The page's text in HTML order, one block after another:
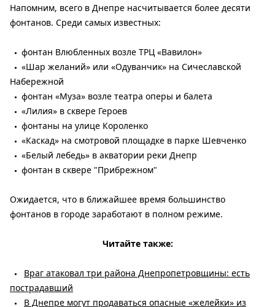
Напомним, всего в Днепре насчитывается более десяти
фонтанов. Среди самых известных:
фонтан Влюбленных возле ТРЦ «Вавилон»
«Шар желаний» или «Одуванчик» на Сичеславской
Набережной
фонтан «Муза» возле театра оперы и балета
«Лилия» в сквере Героев
фонтаны на улице Короленко
«Каскад» на смотровой площадке в парке Шевченко
«Белый лебедь» в акватории реки Днепр
фонтан в сквере "Прибрежном"
Ожидается, что в ближайшее время большинство
фонтанов в городе заработают в полном режиме.
Читайте также:
Враг атаковал три района Днепропетровщины: есть
пострадавший
В Днепре могут продаваться опасные «желейки» из